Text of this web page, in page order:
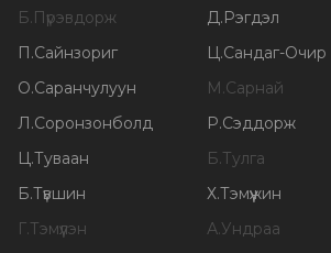
Б.Пүрэвдорж Д.Рэгдэл
П.Сайнзориг Ц.Сандаг-Очир
О.Саранчулуун М.Сарнай
Л.Соронзонболд Р.Сэддорж
Ц.Туваан Б.Тулга
Б.Түвшин Х.Тэмүүжин
Г.Тэмүүлэн А.Ундраа